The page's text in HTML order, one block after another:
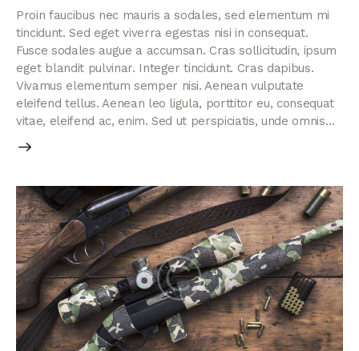
Proin faucibus nec mauris a sodales, sed elementum mi
tincidunt. Sed eget viverra egestas nisi in consequat.
Fusce sodales augue a accumsan. Cras sollicitudin, ipsum
eget blandit pulvinar. Integer tincidunt. Cras dapibus.
Vivamus elementum semper nisi. Aenean vulputate
eleifend tellus. Aenean leo ligula, porttitor eu, consequat
vitae, eleifend ac, enim. Sed ut perspiciatis, unde omnis…